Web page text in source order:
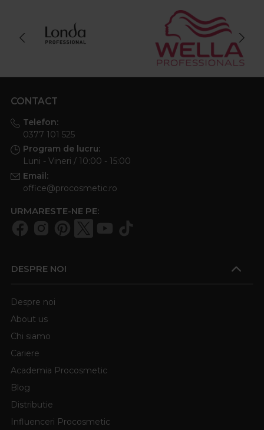
CONTACT
Telefon:
0377 101 525
Program de lucru:
Luni - Vineri / 10:00 - 15:00
Email:
office@procosmetic.ro
URMARESTE-NE PE:
DESPRE NOI
Despre noi
About us
Chi siamo
Cariere
Academia Procosmetic
Blog
Distributie
Influenceri Procosmetic